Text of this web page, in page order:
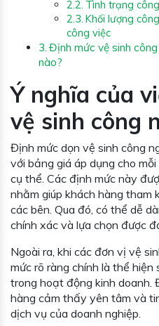
Tình trạng
Khối lượng
công việc
Định mức vệ sinh
nào?
Ý nghĩa của
vệ sinh công
Định mức dọn vệ sinh công
với bảng giá áp dụng cho
cụ thể. Các định mức này
nhằm giúp khách hàng tham
các bên. Qua đó, có thể dễ
chính xác và lựa chọn được
Ngoài ra, khi các đơn vị vệ
mức rõ ràng chính là thể
trong hoạt động kinh doanh.
hàng cảm thấy yên tâm và
dịch vụ của doanh nghiệp.